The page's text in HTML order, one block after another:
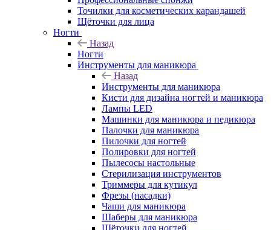
Точилки для косметических карандашей
Щёточки для лица
Ногти
Назад
Ногти
Инструменты для маникюра
Назад
Инструменты для маникюра
Кисти для дизайна ногтей и маникюра
Лампы LED
Машинки для маникюра и педикюра
Палочки для маникюра
Пилочки для ногтей
Полировки для ногтей
Пылесосы настольные
Стерилизация инструментов
Триммеры для кутикул
Фрезы (насадки)
Чаши для маникюра
Шаберы для маникюра
Щёточки для ногтей